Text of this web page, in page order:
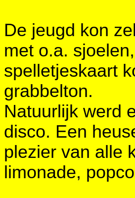
De jeugd kon
met o.a.
spelletjeskaart
grabbelton.
Natuurlijk werd
disco. Een
plezier van alle
limonade,